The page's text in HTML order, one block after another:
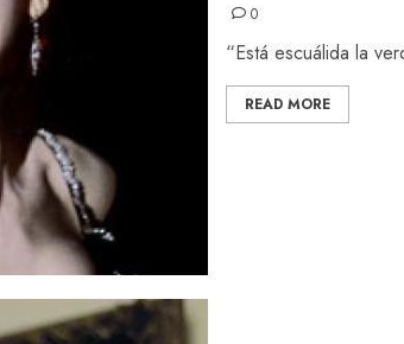
0
“Está escuálida la
READ MORE